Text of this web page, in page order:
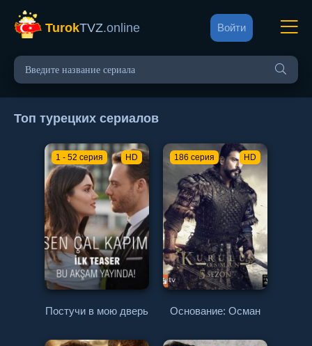
TurokTVZ.online Войти
Топ турецких сериалов
1 - 52 серия HD
Постучи в мою дверь
186 серия HD
Основание: Осман